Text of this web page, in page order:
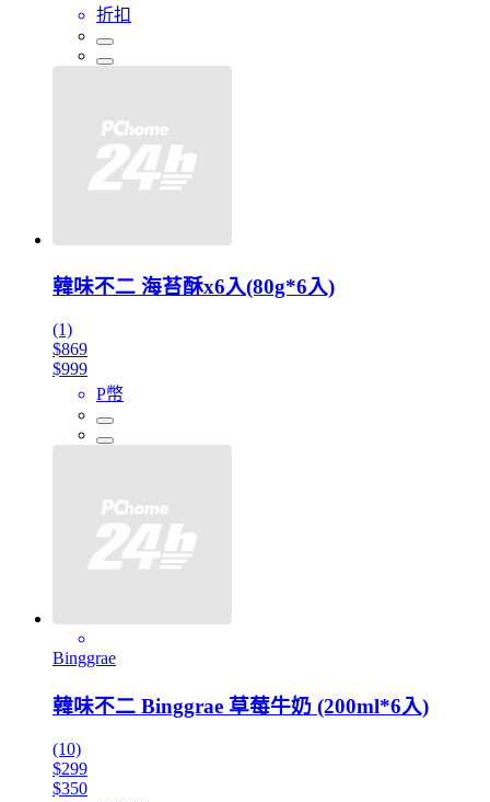
折扣
韓味不二 海苔酥x6入(80g*6入)
(1)
$869
$999
P幣
Binggrae
韓味不二 Binggrae 草莓牛奶 (200ml*6入)
(10)
$299
$350